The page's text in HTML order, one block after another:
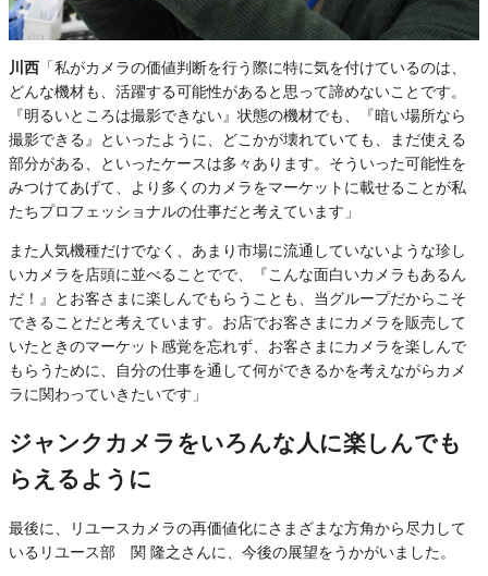
川西 「私がカメラの価値判断を行う際に特に気を付けているのは、
どんな機材も、活躍する可能性があると思って諦めないことです。
『明るいところは撮影できない』状態の機材でも、『暗い場所なら
撮影できる』といったように、どこかが壊れていても、まだ使える
部分がある、といったケースは多々あります。そういった可能性を
みつけてあげて、より多くのカメラをマーケットに載せることが私
たちプロフェッショナルの仕事だと考えています」
また人気機種だけでなく、あまり市場に流通していないような珍し
いカメラを店頭に並べることでで、『こんな面白いカメラもあるん
だ！』とお客さまに楽しんでもらうことも、当グループだからこそ
できることだと考えています。お店でお客さまにカメラを販売して
いたときのマーケット感覚を忘れず、お客さまにカメラを楽しんで
もらうために、自分の仕事を通して何ができるかを考えながらカメ
ラに関わっていきたいです」
ジャンクカメラをいろんな人に楽しんでも
らえるように
最後に、リユースカメラの再価値化にさまざまな方角から尽力して
いるリユース部 関 隆之さんに、今後の展望をうかがいました。